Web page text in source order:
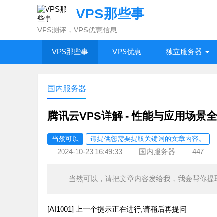
VPS那些事
VPS测评，VPS优惠信息
VPS那些事 VPS优惠 独立服务器
国内服务器
腾讯云VPS详解 - 性能与应用场景
当然可以 请提供您需要提取关键词的文章内容。
2024-10-23 16:49:33 国内服务器 447
当然可以，请把文章内容发给我，我会帮你提
[AI1001] 上一个提示正在进行,请稍后再提问